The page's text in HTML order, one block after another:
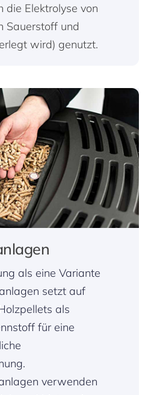
die Elektrolyse von
Sauerstoff und
wird) genutzt.
als eine Variante
setzt auf
als
für eine
verwenden